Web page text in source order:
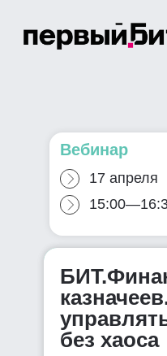
без хаоса
Вебинар
17 апреля